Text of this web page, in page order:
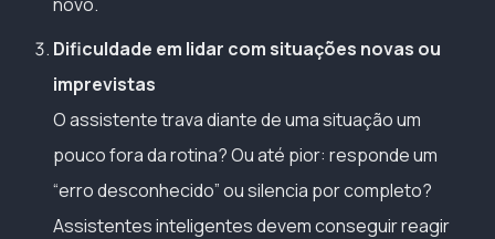
Dificuldade em lidar com situações novas ou
imprevistas
O assistente trava diante de uma situação um
pouco fora da rotina? Ou até pior: responde um
“erro desconhecido” ou silencia por completo?
Assistentes inteligentes devem conseguir reagir